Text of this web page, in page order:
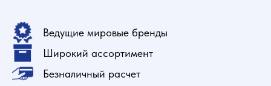
Ведущие мировые бренды
Широкий ассортимент
Безналичный расчет